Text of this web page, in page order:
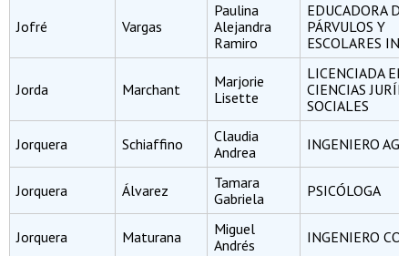
Jofré Vargas
Paulina
Alejandra
Ramiro
EDUCADORA DE
PÁRVULOS Y
ESCOLARES
Jorda Marchant
Marjorie
Lisette
LICENCIADA EN
CIENCIAS
SOCIALES
Jorquera Schiaffino
Claudia
Andrea
INGENIERO
Jorquera Álvarez
Tamara
Gabriela
PSICÓLOGA
Jorquera Maturana
Miguel
Andrés
INGENIERO